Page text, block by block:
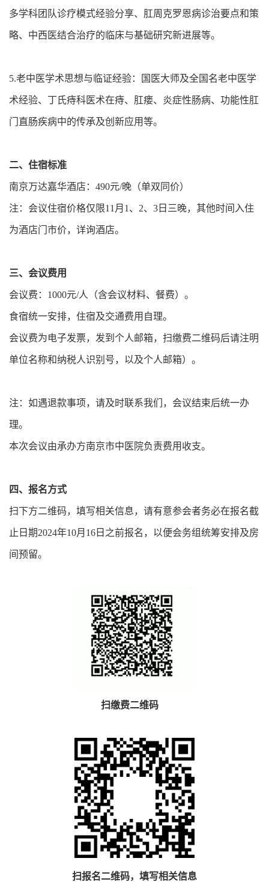
多学科团队诊疗模式经验分享、肛周克罗恩病诊治要点和策
略、中西医结合治疗的临床与基础研究新进展等。
5.老中医学术思想与临证经验：国医大师及全国名老中医学
术经验、丁氏痔科医术在痔、肛瘘、炎症性肠病、功能性肛
门直肠疾病中的传承及创新应用等。
二、住宿标准
南京万达嘉华酒店：490元/晚（单双同价）
注：会议住宿价格仅限11月1、2、3日三晚，其他时间入住
为酒店门市价，详询酒店。
三、会议费用
会议费：1000元/人（含会议材料、餐费）。
食宿统一安排，住宿及交通费用自理。
会议费为电子发票，发到个人邮箱，扫缴费二维码后请注明
单位名称和纳税人识别号，以及个人邮箱）。
注：如遇退款事项，请及时联系我们，会议结束后统一办
理。
本次会议由承办方南京市中医院负责费用收支。
四、报名方式
扫下方二维码，填写相关信息，请有意参会者务必在报名截
止日期2024年10月16日之前报名，以便会务组统筹安排及房
间预留。
扫缴费二维码
扫报名二维码，填写相关信息